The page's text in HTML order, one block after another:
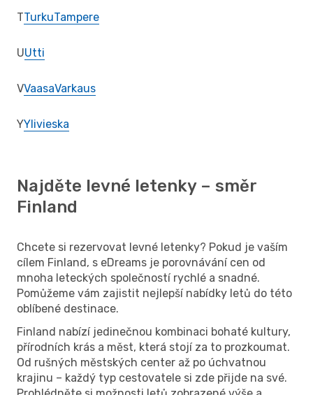
TTurkuTampere
UUtti
VVaasaVarkaus
YYlivieska
Najděte levné letenky – směr
Finland
Chcete si rezervovat levné letenky? Pokud je vaším
cílem Finland, s eDreams je porovnávání cen od
mnoha leteckých společností rychlé a snadné.
Pomůžeme vám zajistit nejlepší nabídky letů do této
oblíbené destinace.
Finland nabízí jedinečnou kombinaci bohaté kultury,
přírodních krás a měst, která stojí za to prozkoumat.
Od rušných městských center až po úchvatnou
krajinu – každý typ cestovatele si zde přijde na své.